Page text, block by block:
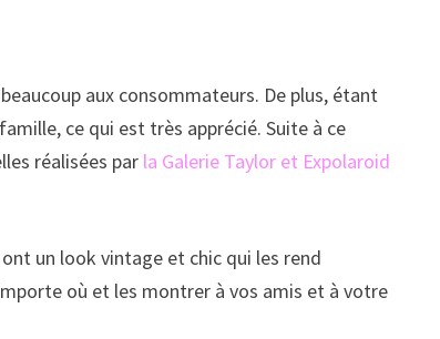
aux consommateurs. De plus, étant
ce qui est très apprécié. Suite à ce
réalisées par la Galerie Taylor et Expolaroid
un look vintage et chic qui les rend
où et les montrer à vos amis et à votre